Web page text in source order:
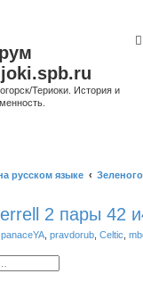
Териоки. История и
русском языке
2 пары 42
panaceYA pravdorub Celtic
поиск